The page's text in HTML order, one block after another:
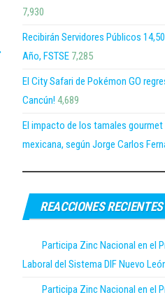
7,930
Recibirán Servidores Públicos
Año, FSTSE 7,285
El City Safari de Pokémon GO
Cancún! 4,689
El impacto de los tamales
mexicana, según Jorge Carlos
REACCIONES RECIENTES
Participa Zinc Nacional en el
Laboral del Sistema DIF Nuevo
Participa Zinc Nacional en el